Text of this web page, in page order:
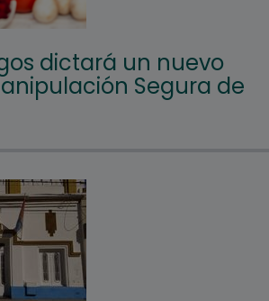
dictará un nuevo
Segura de